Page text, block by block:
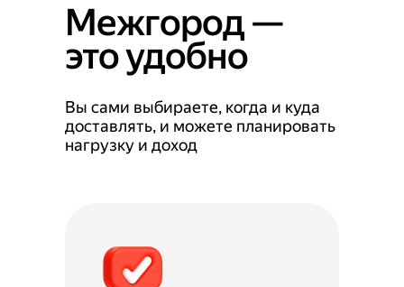
Межгород —
это удобно
Вы сами выбираете, когда и куда
доставлять, и можете планировать
нагрузку и доход